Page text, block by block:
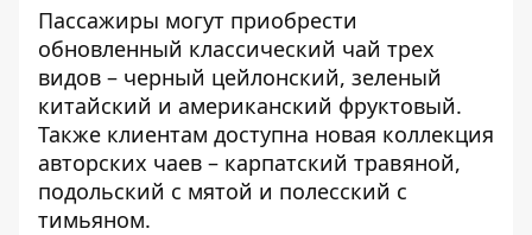
Пассажиры могут приобрести
обновленный классический чай трех
видов – черный цейлонский, зеленый
китайский и американский фруктовый.
Также клиентам доступна новая коллекция
авторских чаев – карпатский травяной,
подольский с мятой и полесский с
тимьяном.